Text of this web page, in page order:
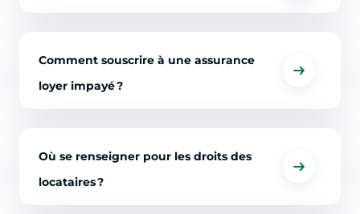
Comment souscrire à une assurance
loyer impayé ?
Où se renseigner pour les droits des
locataires ?